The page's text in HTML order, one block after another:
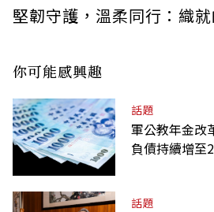
堅韌守護，溫柔同行：織
你可能感興趣
話題
軍公教年金改
負債持續增至
話題